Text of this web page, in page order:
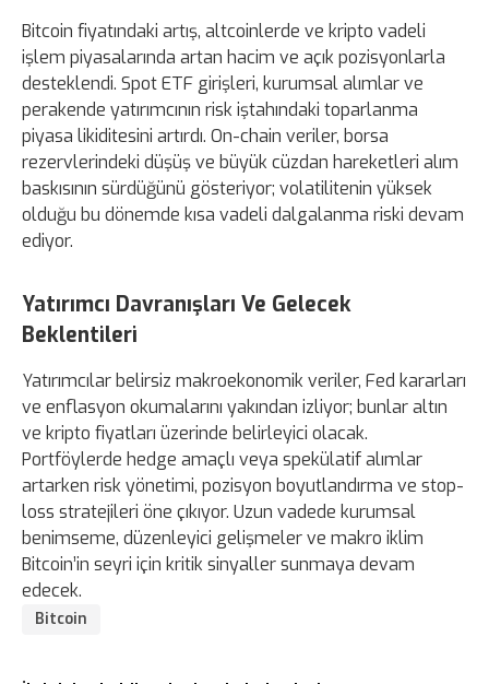
Bitcoin fiyatındaki artış, altcoinlerde ve kripto vadeli
işlem piyasalarında artan hacim ve açık pozisyonlarla
desteklendi. Spot ETF girişleri, kurumsal alımlar ve
perakende yatırımcının risk iştahındaki toparlanma
piyasa likiditesini artırdı. On-chain veriler, borsa
rezervlerindeki düşüş ve büyük cüzdan hareketleri alım
baskısının sürdüğünü gösteriyor; volatilitenin yüksek
olduğu bu dönemde kısa vadeli dalgalanma riski devam
ediyor.
Yatırımcı Davranışları Ve Gelecek
Beklentileri
Yatırımcılar belirsiz makroekonomik veriler, Fed kararları
ve enflasyon okumalarını yakından izliyor; bunlar altın
ve kripto fiyatları üzerinde belirleyici olacak.
Portföylerde hedge amaçlı veya spekülatif alımlar
artarken risk yönetimi, pozisyon boyutlandırma ve stop-
loss stratejileri öne çıkıyor. Uzun vadede kurumsal
benimseme, düzenleyici gelişmeler ve makro iklim
Bitcoin’in seyri için kritik sinyaller sunmaya devam
edecek.
Bitcoin